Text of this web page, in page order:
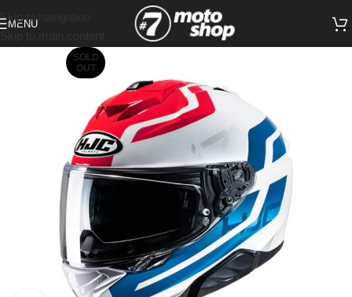
Skip to navigation
MENU
SOLD
OUT